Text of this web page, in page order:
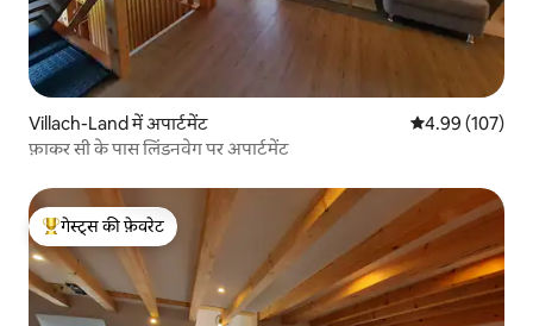
Villach-Land में अपार्टमेंट औसत रेटिंग 5 में से
4.99 (107)
फ़ाकर सी के पास लिंडनवेग पर अपार्टमेंट
गेस्ट्स का टॉप फ़ेवरेट
गेस्ट्स की फ़ेवरेट